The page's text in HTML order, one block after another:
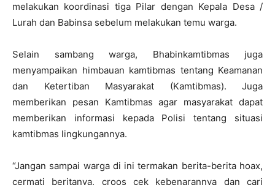
melakukan koordinasi tiga Pilar dengan Kepala Desa /
Lurah dan Babinsa sebelum melakukan temu warga.
Selain sambang warga, Bhabinkamtibmas juga
menyampaikan himbauan kamtibmas tentang Keamanan
dan Ketertiban Masyarakat (Kamtibmas). Juga
memberikan pesan Kamtibmas agar masyarakat dapat
memberikan informasi kepada Polisi tentang situasi
kamtibmas lingkungannya.
“Jangan sampai warga di ini termakan berita-berita hoax,
cermati beritanya, croos cek kebenarannya dan cari